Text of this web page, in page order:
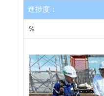
進捗度：
％